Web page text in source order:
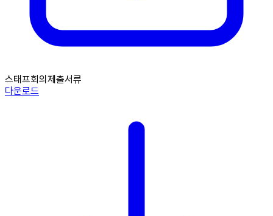
스태프회의제출서류
다운로드